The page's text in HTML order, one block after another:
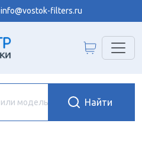
info@vostok-filters.ru